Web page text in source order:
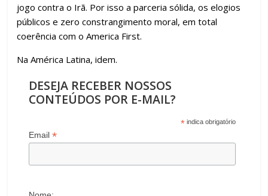
jogo contra o Irã. Por isso a parceria sólida, os elogios
públicos e zero constrangimento moral, em total
coerência com o America First.
Na América Latina, idem.
DESEJA RECEBER NOSSOS
CONTEÚDOS POR E-MAIL?
* indica obrigatório
Email*